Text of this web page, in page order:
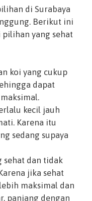
di Surabaya
Berikut ini
yang sehat
koi yang cukup
dapat
kecil jauh
Karena itu
sedang supaya
sehat dan tidak
jika sehat
maksimal dan
panjang dengan